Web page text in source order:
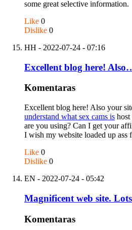
some great selective information.
Like 0
Dislike 0
HH - 2022-07-24 - 07:16
Excellent blog here!
Komentaras
Excellent blog here! Also your
understand what sex cams is host
are you using? Can I get your
I wish my website loaded up ass
Like 0
Dislike 0
EN - 2022-07-24 - 05:42
Magnificent web site.
Komentaras